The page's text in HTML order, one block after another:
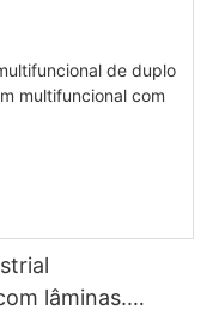
lâminas.